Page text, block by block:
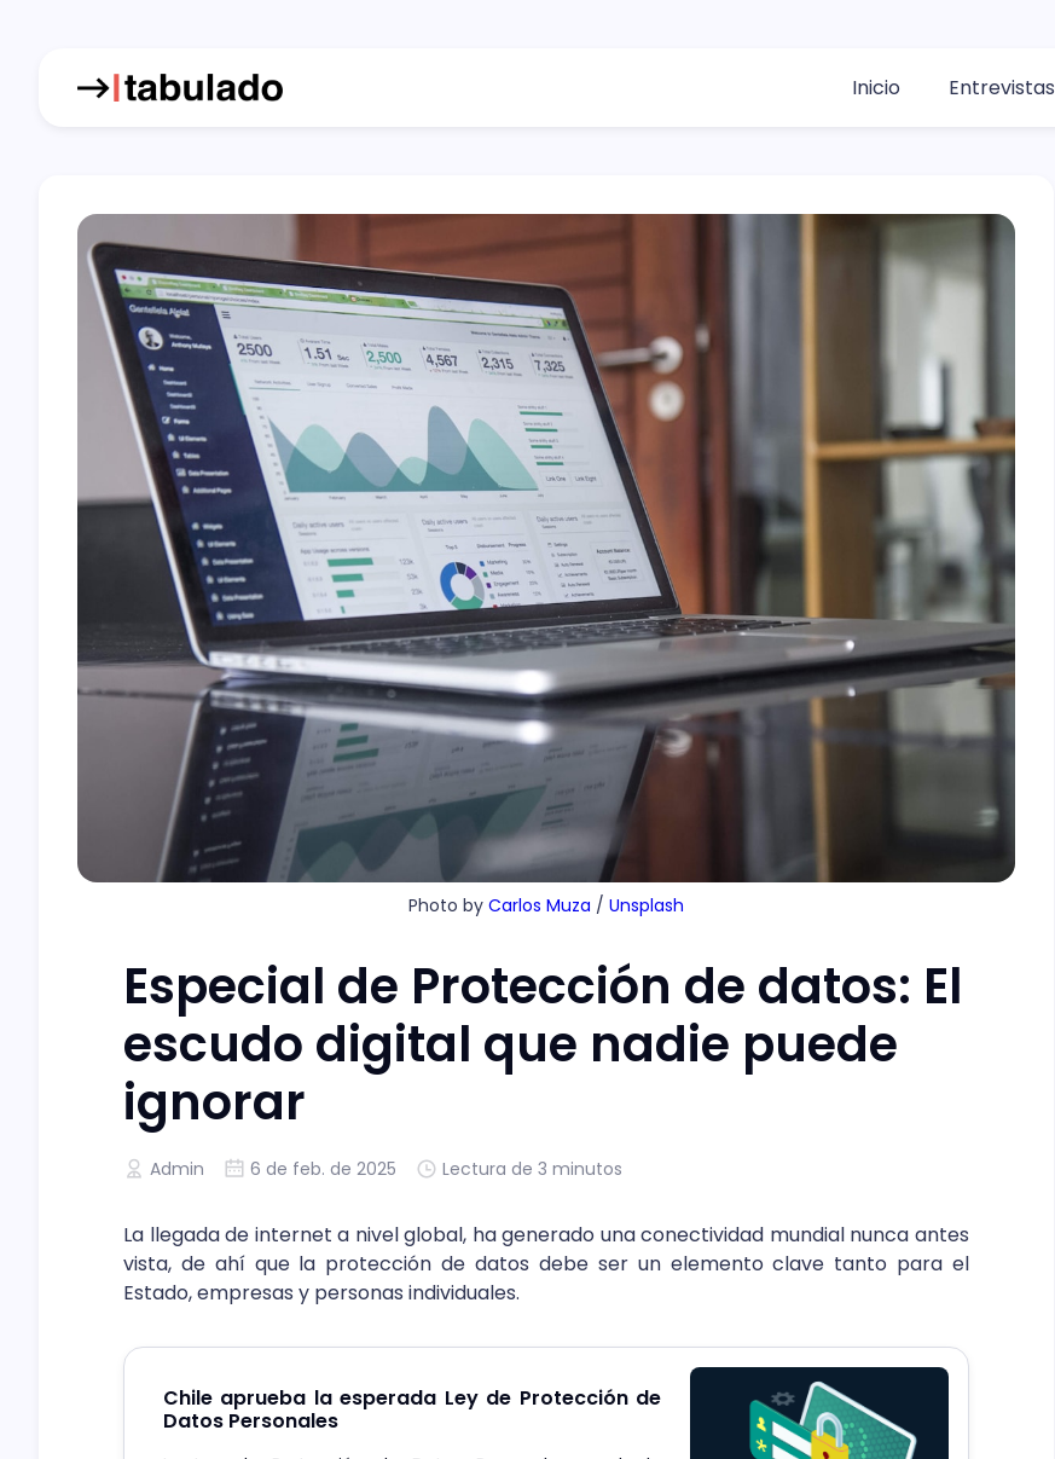
Inicio Entrevistas
Photo by Carlos Muza / Unsplash
Especial de Protección de datos: El
escudo digital que nadie puede
ignorar
Admin 6 de feb. de 2025 Lectura de 3 minutos
La llegada de internet a nivel global, ha generado una conectividad mundial nunca antes
vista, de ahí que la protección de datos debe ser un elemento clave tanto para el
Estado, empresas y personas individuales.
Chile aprueba la esperada Ley de Protección de
Datos Personales